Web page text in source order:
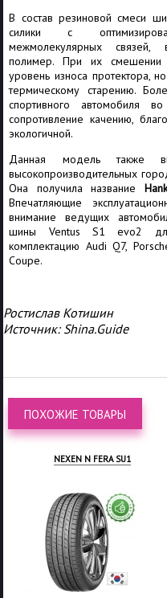
В состав резиновой смеси
силики с
межмолекулярных связей,
полимер. При их смешении
уровень износа протектора,
термическому старению.
спортивного автомобиля
сопротивление качению,
экологичной.
Данная модель также
высокопроизводительных
Она получила название
Впечатляющие
внимание ведущих
шины Ventus S1 evo2
комплектацию Audi Q7,
Coupe.
Ростислав Котишин
Источник: Shina.Guide
ПОХОЖИЕ ТОВАРЫ
NEXEN N FERA SU1